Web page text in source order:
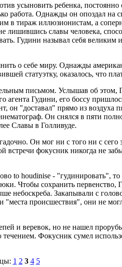
усыновить ребенка,
работа. Однажды он опоздал на
тираж иллюзионистам, а
лишившись славы человека,
Гудини называл себя великим
о себе миру. Однажды
статуэтку, оказалось, что
письмом. Услышав об этом,
Гудини, его боссу
"доставал" прямо из воздуха
Он снялся в пяти
Славы в Голливуде.
Он мог ни с того ни с сего
фокусник никогда не
to houdinise - "гудинировать",
Чтобы сохранить
Закапывали с
"места происшествия", они не
и веревок, но не нашел
течением. Фокусник сумел
1 2 3 4 5